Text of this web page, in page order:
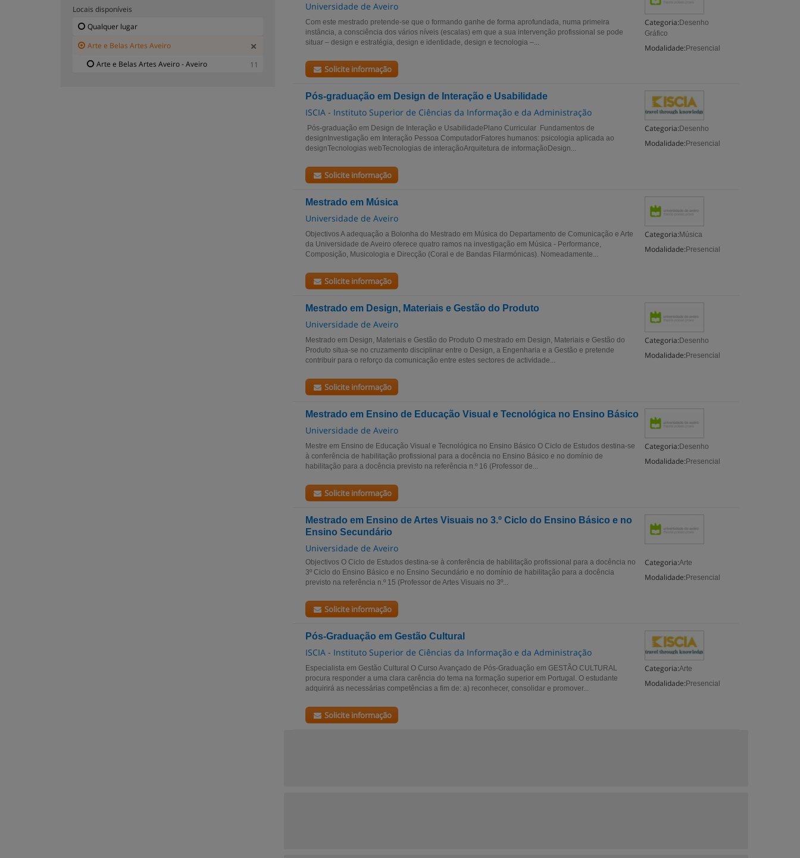
Universidade de Aveiro
Categoria: Desenho
Gráfico
Modalidade: Presencial
Com este mestrado pretende-se que o formando ganhe de forma aprofundada, numa primeira
instância, a consciência dos vários níveis (escalas) em que a sua intervenção profissional se pode
situar – design e estratégia, design e identidade, design e tecnologia –...
Solicite informação
Pós-graduação em Design de Interação e Usabilidade
ISCIA - Instituto Superior de Ciências da Informação e da Administração
Categoria: Desenho
Modalidade: Presencial
Pós-graduação em Design de Interação e UsabilidadePlano Curricular Fundamentos de
designInvestigação em Interação Pessoa ComputadorFatores humanos: psicologia aplicada ao
designTecnologias webTecnologias de interaçãoArquitetura de informaçãoDesign...
Solicite informação
Mestrado em Música
Universidade de Aveiro
Categoria: Música
Modalidade: Presencial
Objectivos A adequação a Bolonha do Mestrado em Música do Departamento de Comunicação e Arte
da Universidade de Aveiro oferece quatro ramos na investigação em Música - Performance,
Composição, Musicologia e Direcção (Coral e de Bandas Filarmónicas). Nomeadamente...
Solicite informação
Mestrado em Design, Materiais e Gestão do Produto
Universidade de Aveiro
Categoria: Desenho
Modalidade: Presencial
Mestrado em Design, Materiais e Gestão do Produto O mestrado em Design, Materiais e Gestão do
Produto situa-se no cruzamento disciplinar entre o Design, a Engenharia e a Gestão e pretende
contribuir para o reforço da comunicação entre estes sectores de actividade...
Solicite informação
Mestrado em Ensino de Educação Visual e Tecnológica no Ensino Básico
Universidade de Aveiro
Categoria: Desenho
Modalidade: Presencial
Mestre em Ensino de Educação Visual e Tecnológica no Ensino Básico O Ciclo de Estudos destina-se
à conferência de habilitação profissional para a docência no Ensino Básico e no domínio de
habilitação para a docência previsto na referência n.º 16 (Professor de...
Solicite informação
Mestrado em Ensino de Artes Visuais no 3.º Ciclo do Ensino Básico e no
Ensino Secundário
Universidade de Aveiro
Categoria:Arte
Modalidade: Presencial
Objectivos O Ciclo de Estudos destina-se à conferência de habilitação profissional para a docência no
3º Ciclo do Ensino Básico e no Ensino Secundário e no domínio de habilitação para a docência
previsto na referência n.º 15 (Professor de Artes Visuais no 3º...
Solicite informação
Pós-Graduação em Gestão Cultural
ISCIA - Instituto Superior de Ciências da Informação e da Administração
Categoria:Arte
Modalidade: Presencial
Especialista em Gestão Cultural O Curso Avançado de Pós-Graduação em GESTÃO CULTURAL
procura responder a uma clara carência do tema na formação superior em Portugal. O estudante
adquirirá as necessárias competências a fim de: a) reconhecer, consolidar e promover...
Solicite informação
Locais disponíveis
Qualquer lugar
Arte e Belas Artes Aveiro
Arte e Belas Artes Aveiro - Aveiro
11